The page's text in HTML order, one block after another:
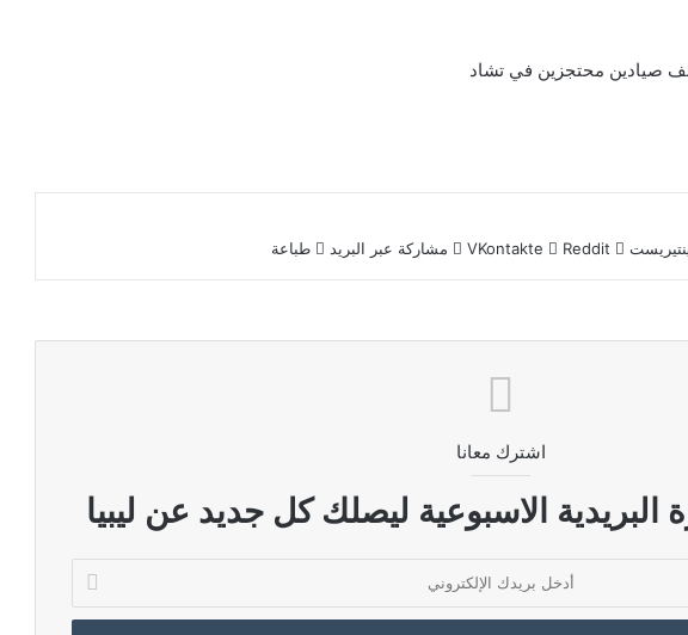
صيادين محتجزين في تشاد
مشاركة عبر البريد طباعة
اشترك معانا
الاسبوعية ليصلك كل جديد عن ليبيا